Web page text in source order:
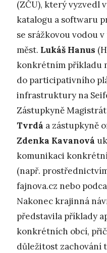
(ZČU), který vyzvedl
katalogu a softwaru
se srážkovou vodou
měst. Lukáš Hanus
konkrétním příkladu
do participativního
infrastruktury na
Zástupkyně
Tvrdá a zástupkyně
Zdenka Kavanová
komunikaci
(např.
fajnova.cz nebo
Nakonec krajinná
představila příklady
konkrétních obcí,
důležitost zachování